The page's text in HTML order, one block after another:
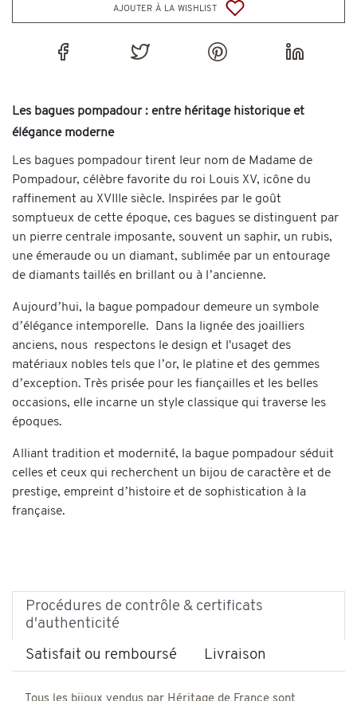
ajouter à la wishlist
Les bagues pompadour : entre héritage historique et
élégance moderne
Les bagues pompadour tirent leur nom de Madame de
Pompadour, célèbre favorite du roi Louis XV, icône du
raffinement au XVIIIe siècle. Inspirées par le goût
somptueux de cette époque, ces bagues se distinguent par
un pierre centrale imposante, souvent un saphir, un rubis,
une émeraude ou un diamant, sublimée par un entourage
de diamants taillés en brillant ou à l’ancienne.
Aujourd’hui, la bague pompadour demeure un symbole
d’élégance intemporelle. Dans la lignée des joailliers
anciens, nous respectons le design et l'usaget des
matériaux nobles tels que l’or, le platine et des gemmes
d’exception. Très prisée pour les fiançailles et les belles
occasions, elle incarne un style classique qui traverse les
époques.
Alliant tradition et modernité, la bague pompadour séduit
celles et ceux qui recherchent un bijou de caractère et de
prestige, empreint d’histoire et de sophistication à la
française.
Procédures de contrôle & certificats
d'authenticité
Satisfait ou remboursé Livraison